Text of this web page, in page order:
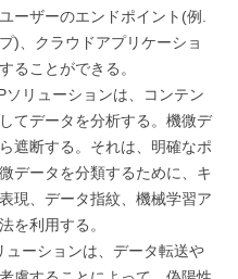
ーザーのエンドポイント(例.
)、クラウドアプリケーショ
ることができる。
リューションは、コンテン
てデータを分析する。機微デ
遮断する。それは、明確なポ
データを分類するために、キ
現、データ指紋、機械学習ア
を利用する。
ューションは、データ転送や